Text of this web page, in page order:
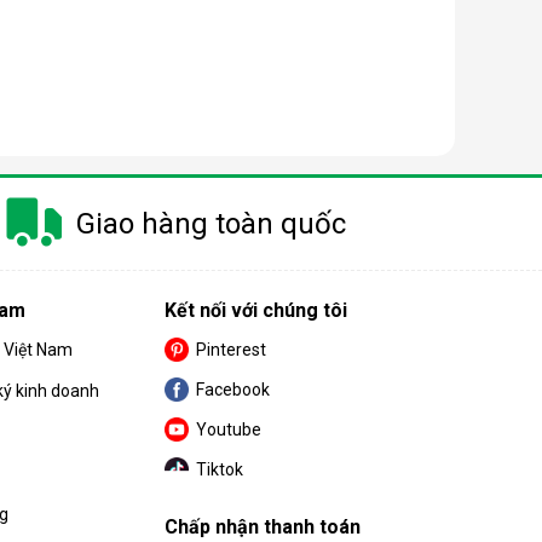
Giao hàng toàn quốc
Việt Nam
kinh doanh
Kết nối với chúng tôi
Pinterest
Facebook
Youtube
Tiktok
Chấp nhận thanh toán